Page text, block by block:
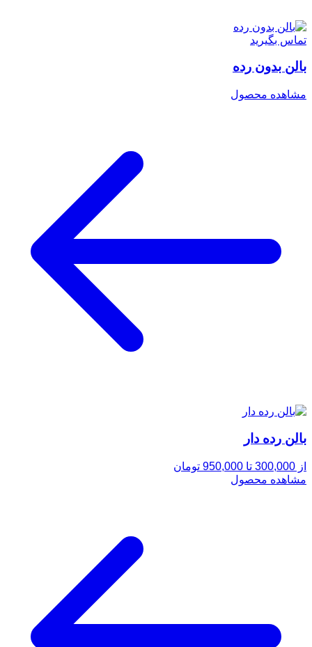
تماس بگیرید
بالن بدون رده
مشاهده محصول
بالن رده دار
از 300,000 تا 950,000 تومان
مشاهده محصول